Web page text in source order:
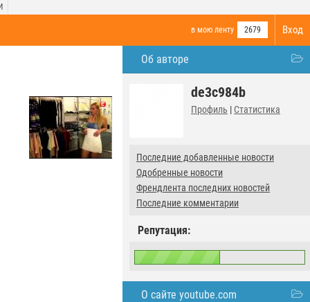
Вход
в мою ленту 2679
Об авторе
de3c984b
Профиль | Статистика
Последние добавленные новости
Одобренные новости
Френдлента последних новостей
Последние комментарии
Репутация:
О сайте youtube.com